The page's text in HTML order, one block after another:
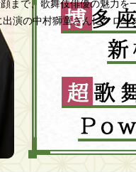
まで、歌舞伎俳優の魅力を
演の中村獅童さんにクロー